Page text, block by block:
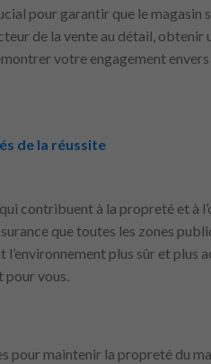
pour garantir que le magasin
de la vente au détail, obtenir
votre engagement
de la réussite
contribuent à la propreté et à
que toutes les zones
plus sûr et plus
vous.
pour maintenir la propreté du